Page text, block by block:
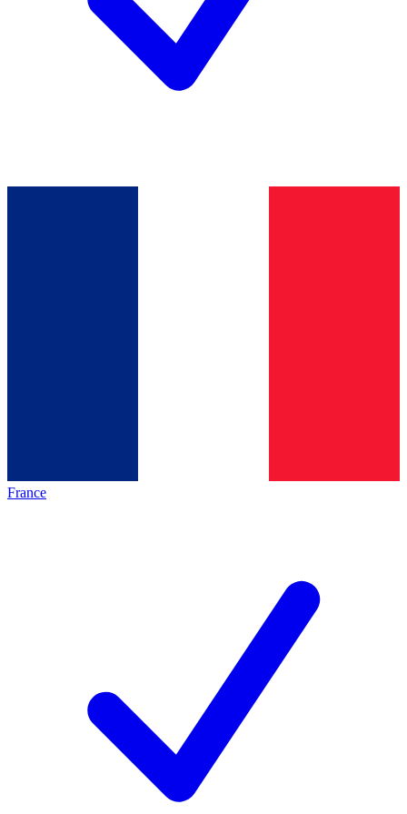
France